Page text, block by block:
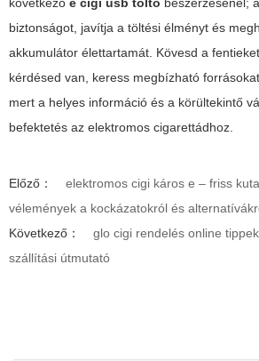
biztonságot, javítja a töltési élményt és
akkumulátor élettartamát. Kövesd a
kérdésed van, keress megbízható
mert a helyes információ és a körültekintő
befektetés az elektromos cigarettádhoz.
Előző：
elektromos cigi káros e – friss
vélemények a kockázatokról és
Következő：
glo cigi rendelés online
szállítási útmutató